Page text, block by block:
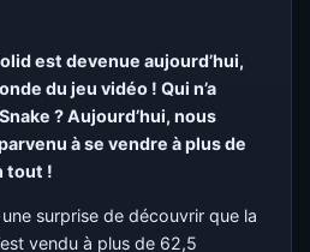
est devenue aujourd’hui,
du jeu vidéo ! Qui n’a
? Aujourd’hui, nous
à se vendre à plus de
tout !
surprise de découvrir que la
vendu à plus de 62,5